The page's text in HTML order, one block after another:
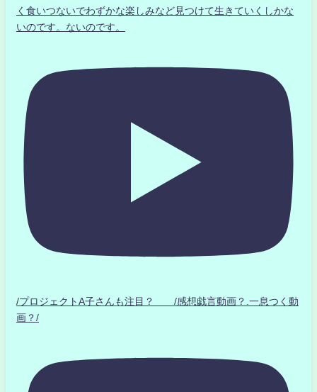
く食いつないでわずかな楽しみなど見つけて生きていくしかな
いのです。ないのです。
/プロジェクトA子さんも注目？ /感想戯言動画？.一息つく動
画？/